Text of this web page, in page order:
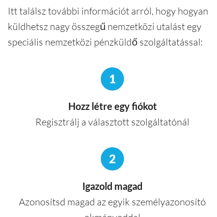
Itt találsz további információt arról, hogy hogyan
küldhetsz nagy összegű nemzetközi utalást egy
speciális nemzetközi pénzküldő szolgáltatással:
1
Hozz létre egy fiókot
Regisztrálj a választott szolgáltatónál
2
Igazold magad
Azonosítsd magad az egyik személyazonosító